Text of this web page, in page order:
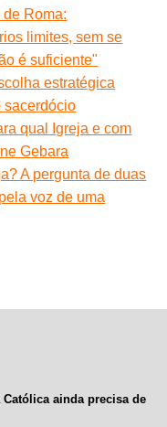
Roma:
limites, sem se
é suficiente"
estratégica
sacerdócio
qual Igreja e com
Gebara
A pergunta de duas
voz de uma
ainda precisa de